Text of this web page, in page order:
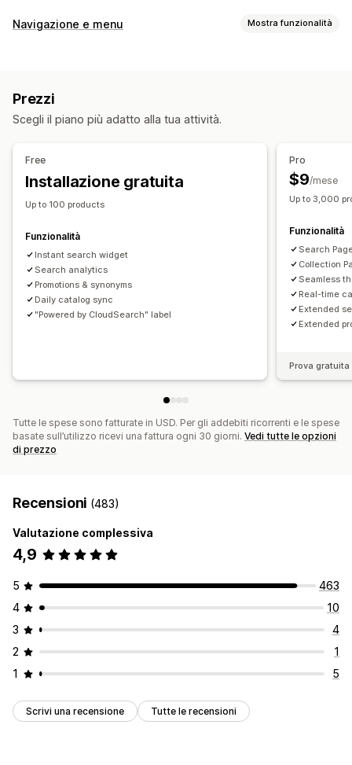
Funzionalità di ricerca
Posizionamento personalizzato
Escludi risultati
Personalizzazione della visualizzazione
Adattivo per dispositivi mobili
Visualizzazione dei filtri
Pagina dei risultati di ricerca In ordine
Navigazione e menu Mostra funzionalità
Editor drag-and-drop
Prezzi
Scegli il piano più adatto alla tua attività.
Free
Installazione gratuita
Up to 100 products
Funzionalità
Instant search widget
Search analytics
Promotions & synonyms
Daily catalog sync
"Powered by CloudSearch" label
Pro
$9/mese
Up to 3,000
Funzionalità
Search
Collection
Seamless
Real-time
Extended
Extended
Prova
Tutte le spese sono fatturate in USD. Per gli addebiti ricorrenti e le spese
basate sull’utilizzo ricevi una fattura ogni 30 giorni. Vedi tutte le opzioni
di prezzo
Recensioni (483)
Valutazione complessiva
4,9
5
463
4
10
3
4
2
1
1
5
Scrivi una recensione Tutte le recensioni